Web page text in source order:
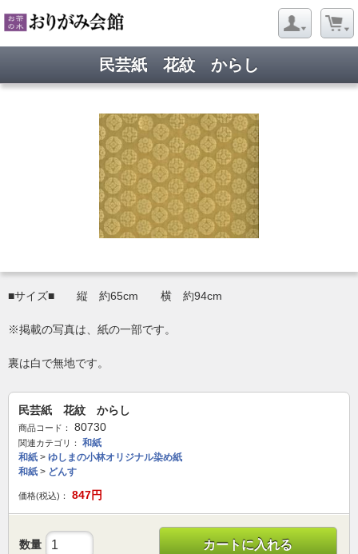
民芸紙 花紋 からし
■サイズ■ 縦 約65cm 横 約94cm
※掲載の写真は、紙の一部です。
裏は白で無地です。
民芸紙 花紋 からし
商品コード： 80730
関連カテゴリ：
和紙
和紙 > ゆしまの小林オリジナル染め紙
和紙 > どんす
価格(税込)： 847円
数量 カートに入れる